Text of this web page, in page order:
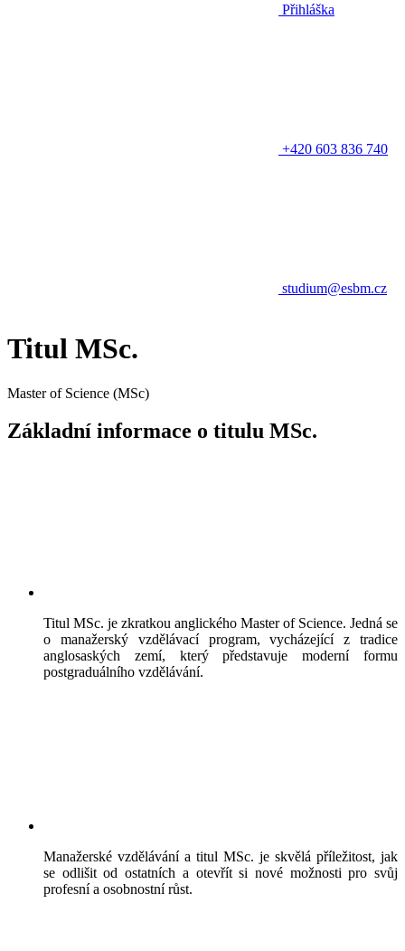
Přihláška
+420 603 836 740
studium@esbm.cz
Titul MSc.
Master of Science (MSc)
Základní informace o titulu MSc.
Titul MSc. je zkratkou anglického Master of Science. Jedná se
o manažerský vzdělávací program, vycházející z tradice
anglosaských zemí, který představuje moderní formu
postgraduálního vzdělávání.
Manažerské vzdělávání a titul MSc. je skvělá příležitost, jak
se odlišit od ostatních a otevřít si nové možnosti pro svůj
profesní a osobnostní růst.